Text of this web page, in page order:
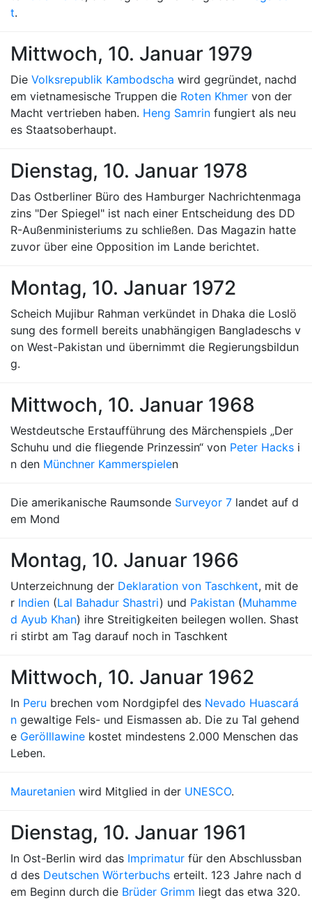
t.
Mittwoch, 10. Januar 1979
Die Volksrepublik Kambodscha wird gegründet, nachd
em vietnamesische Truppen die Roten Khmer von der
Macht vertrieben haben. Heng Samrin fungiert als neu
es Staatsoberhaupt.
Dienstag, 10. Januar 1978
Das Ostberliner Büro des Hamburger Nachrichtenmaga
zins "Der Spiegel" ist nach einer Entscheidung des DD
R-Außenministeriums zu schließen. Das Magazin hatte
zuvor über eine Opposition im Lande berichtet.
Montag, 10. Januar 1972
Scheich Mujibur Rahman verkündet in Dhaka die Loslö
sung des formell bereits unabhängigen Bangladeschs v
on West-Pakistan und übernimmt die Regierungsbildun
g.
Mittwoch, 10. Januar 1968
Westdeutsche Erstaufführung des Märchenspiels „Der
Schuhu und die fliegende Prinzessin“ von Peter Hacks i
n den Münchner Kammerspielen
Die amerikanische Raumsonde Surveyor 7 landet auf d
em Mond
Montag, 10. Januar 1966
Unterzeichnung der Deklaration von Taschkent, mit de
r Indien (Lal Bahadur Shastri) und Pakistan (Muhamme
d Ayub Khan) ihre Streitigkeiten beilegen wollen. Shast
ri stirbt am Tag darauf noch in Taschkent
Mittwoch, 10. Januar 1962
In Peru brechen vom Nordgipfel des Nevado Huascará
n gewaltige Fels- und Eismassen ab. Die zu Tal gehend
e Gerölllawine kostet mindestens 2.000 Menschen das
Leben.
Mauretanien wird Mitglied in der UNESCO.
Dienstag, 10. Januar 1961
In Ost-Berlin wird das Imprimatur für den Abschlussban
d des Deutschen Wörterbuchs erteilt. 123 Jahre nach d
em Beginn durch die Brüder Grimm liegt das etwa 320.